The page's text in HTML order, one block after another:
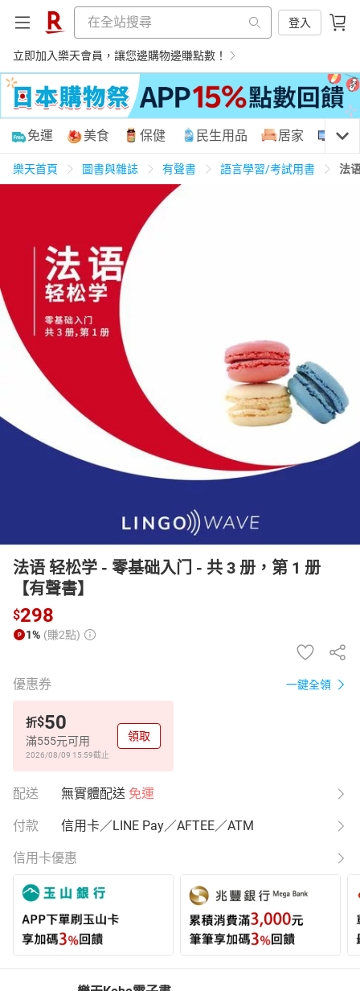
登入
立即加入樂天會員，讓您邊購物邊賺點數！
購物網分類
美食蛋糕
居家生活 3C家電
男裝 化妝保養 情趣用品
電子/紙本書
免運 美食 保健 民生用品 居家 3C
樂天首頁 圖書與雜誌 有聲書 語言學習/考試用書 法
法语 轻松学 - 零基础入门 - 共 3 册，第 1 册
【有聲書】
$298
1% (賺2點)
優惠券 一鍵全領
折$50
滿555元可用
2026/08/09 15:59截止
領取
配送 無實體配送 免運
付款 信用卡／LINE Pay／AFTEE／ATM
信用卡優惠